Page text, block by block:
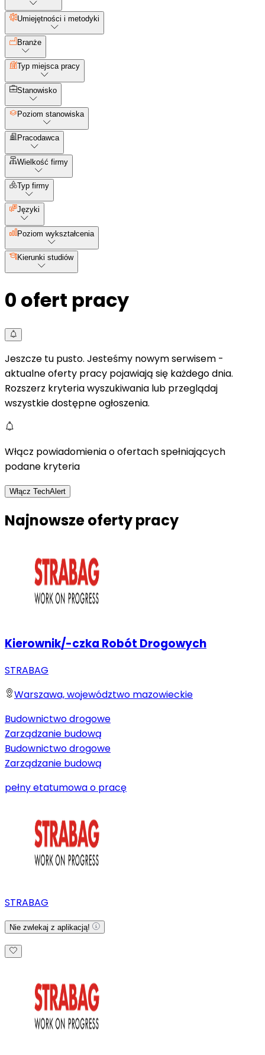
Umiejętności i metodyki
Branże
Typ miejsca pracy
Stanowisko
Poziom stanowiska
Pracodawca
Wielkość firmy
Typ firmy
Języki
Poziom wykształcenia
Kierunki studiów
0 ofert pracy
Jeszcze tu pusto. Jesteśmy nowym serwisem -
aktualne oferty pracy pojawiają się każdego dnia.
Rozszerz kryteria wyszukiwania lub przeglądaj
wszystkie dostępne ogłoszenia.
Włącz powiadomienia o ofertach spełniających
podane kryteria
Włącz TechAlert
Najnowsze oferty pracy
Kierownik/-czka Robót Drogowych
STRABAG
Warszawa, województwo mazowieckie
Budownictwo drogowe
Zarządzanie budową
Budownictwo drogowe
Zarządzanie budową
pełny etatumowa o pracę
STRABAG
Nie zwlekaj z aplikacją!